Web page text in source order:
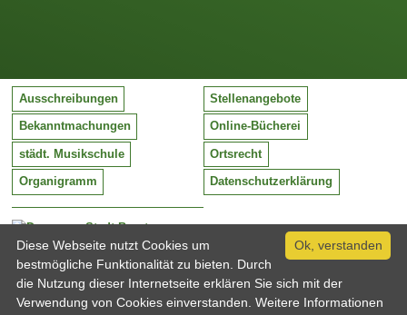
Stadt Barntrup
Mittelstraße 38
32683 Barntrup
Tel:
Email:
05263 / 409-0
info@barntrup.de
Ausschreibungen Stellenangebote
Bekanntmachungen Online-Bücherei
städt. Musikschule Ortsrecht
Organigramm Datenschutzerklärung
Ok, verstanden
Diese Webseite nutzt Cookies um
bestmögliche Funktionalität zu bieten. Durch
die Nutzung dieser Internetseite erklären Sie sich mit der
Verwendung von Cookies einverstanden. Weitere Informationen